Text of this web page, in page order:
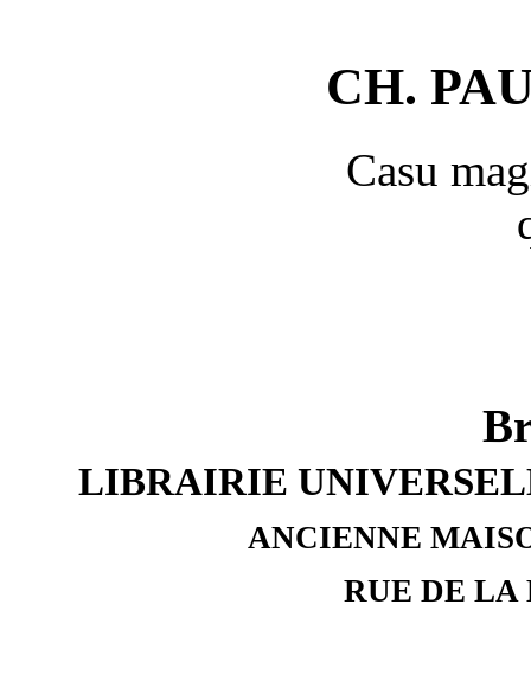
CH.
Casu
LIBRAIRIE
ANCIENNE
RUE DE LA